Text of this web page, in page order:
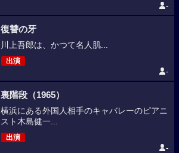
-
復讐の牙
川上吾郎は、かつて名人肌...
出演
-
裏階段（1965）
横浜にある外国人相手のキャバレーのピアニ
スト木島健一...
出演
-